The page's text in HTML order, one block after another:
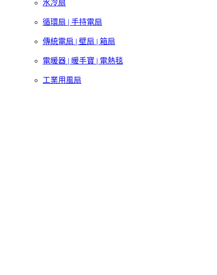
水冷扇
循環扇 | 手持電扇
傳統電扇 | 壁扇 | 箱扇
電暖器 | 暖手寶 | 電熱毯
工業用風扇